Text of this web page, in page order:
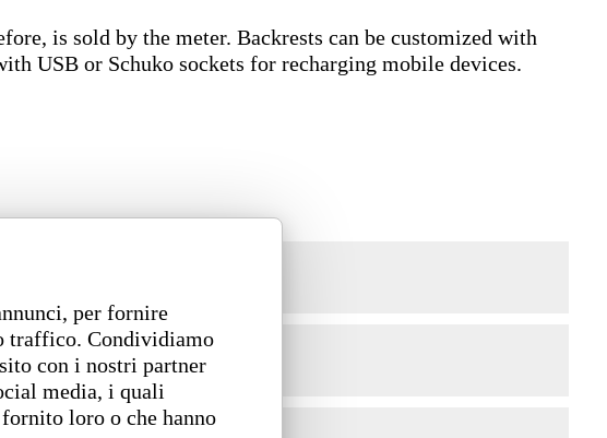
per fornire
traffico. Condividiamo
con i nostri partner
media, i quali
loro o che hanno
is sold by the meter. Backrests can be customized with
USB or Schuko sockets for recharging mobile devices.